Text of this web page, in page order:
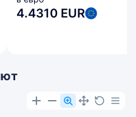
4.4310 EUR